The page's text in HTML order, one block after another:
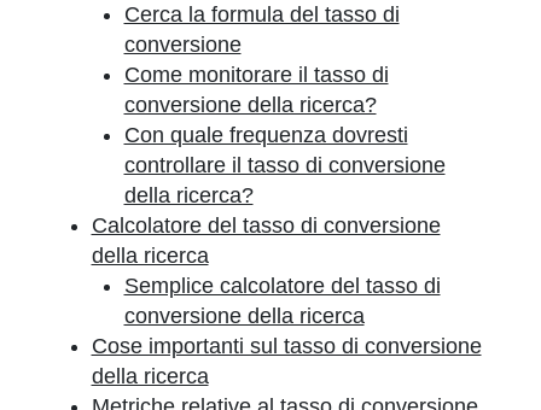
Cerca la formula del tasso di
conversione
Come monitorare il tasso di
conversione della ricerca?
Con quale frequenza dovresti
controllare il tasso di conversione
della ricerca?
Calcolatore del tasso di conversione
della ricerca
Semplice calcolatore del tasso di
conversione della ricerca
Cose importanti sul tasso di conversione
della ricerca